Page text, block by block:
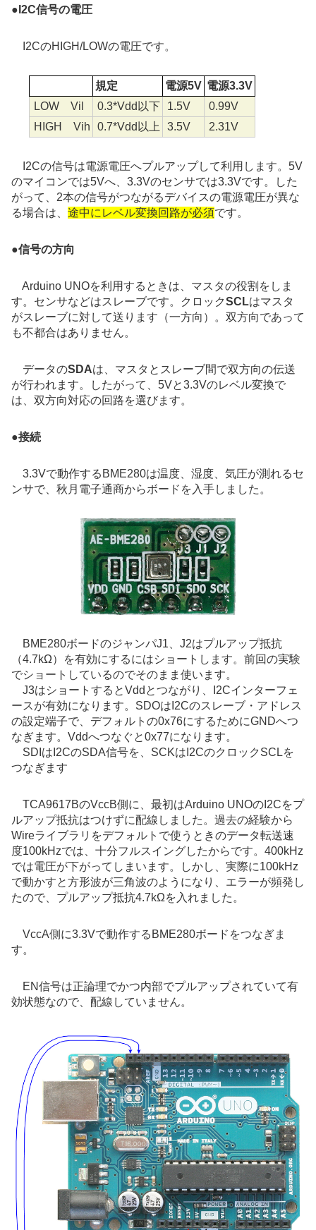
●I2C信号の電圧
I2CのHIGH/LOWの電圧です。
規定 電源5V 電源3.3V
LOW Vil
0.3*Vdd以下 1.5V
0.99V
HIGH Vih
0.7*Vdd以上 3.5V 2.31V
I2Cの信号は電源電圧へプルアップして利用します。5V
のマイコンでは5Vへ、3.3Vのセンサでは3.3Vです。した
がって、2本の信号がつながるデバイスの電源電圧が異な
る場合は、 途中にレベル変換回路が必須です。
●信号の方向
Arduino UNOを利用するときは、マスタの役割をしま
す。センサなどはスレーブです。クロックSCLはマスタ
がスレーブに対して送ります（一方向）。双方向であって
も不都合はありません。
データのSDAは、マスタとスレーブ間で双方向の伝送
が行われます。したがって、5Vと3.3Vのレベル変換で
は、双方向対応の回路を選びます。
●接続
3.3Vで動作するBME280は温度、湿度、気圧が測れるセ
ンサで、秋月電子通商からボードを入手しました。
BME280ボードのジャンパJ1、J2はプルアップ抵抗
（4.7kΩ）を有効にするにはショートします。前回の実験
でショートしているのでそのまま使います。
J3はショートするとVddとつながり、I2Cインターフェ
ースが有効になります。SDOはI2Cのスレーブ・アドレス
の設定端子で、デフォルトの0x76にするためにGNDへつ
なぎます。Vddへつなぐと0x77になります。
SDIはI2CのSDA信号を、SCKはI2CのクロックSCLを
つなぎます
TCA9617BのVccB側に、最初はArduino UNOのI2Cをプ
ルアップ抵抗はつけずに配線しました。過去の経験から
Wireライブラリをデフォルトで使うときのデータ転送速
度100kHzでは、十分フルスイングしたからです。400kHz
では電圧が下がってしまいます。しかし、実際に100kHz
で動かすと方形波が三角波のようになり、エラーが頻発し
たので、プルアップ抵抗4.7kΩを入れました。
VccA側に3.3Vで動作するBME280ボードをつなぎま
す。
EN信号は正論理でかつ内部でプルアップされていて有
効状態なので、配線していません。